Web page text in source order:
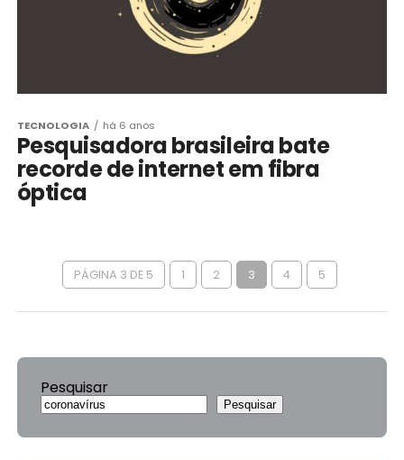
TECNOLOGIA há 6 anos
Pesquisadora brasileira bate
recorde de internet em fibra
óptica
PÁGINA 3 DE 5 1 2 3 4 5
Pesquisar
Pesquisar